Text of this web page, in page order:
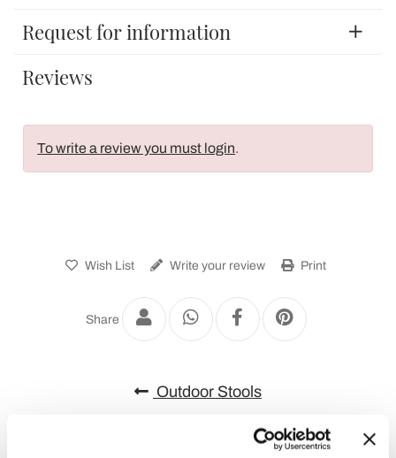
Request for information
Reviews
To write a review you must login.
Wish List Write your review Print
Share
Outdoor Stools